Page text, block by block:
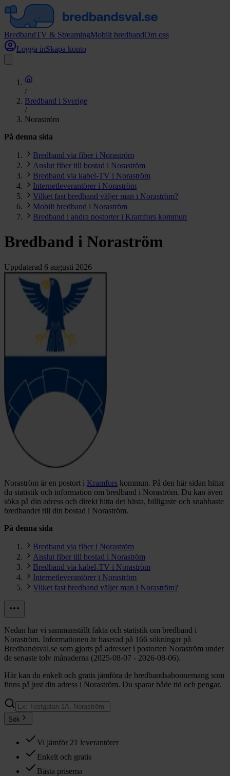
BredbandTV & StreamingMobilt bredbandOm oss
Logga inSkapa konto
/
Bredband i Sverige
/
Noraström
På denna sida
Bredband via fiber i Noraström
Anslut fiber till bostad i Noraström
Bredband via kabel-TV i Noraström
Internetleverantörer i Noraström
Vilket fast bredband väljer man i Noraström?
Mobilt bredband i Noraström
Bredband i andra postorter i Kramfors kommun
Bredband i Noraström
Uppdaterad 6 augusti 2026
Noraström är en postort i Kramfors kommun. På den här sidan hittar
du statistik och information om bredband i Noraström. Du kan även
söka på din adress och direkt hitta det bästa, billigaste och snabbaste
bredbandet till din bostad i Noraström.
På denna sida
Bredband via fiber i Noraström
Anslut fiber till bostad i Noraström
Bredband via kabel-TV i Noraström
Internetleverantörer i Noraström
Vilket fast bredband väljer man i Noraström?
Nedan har vi sammanställt fakta och statistik om bredband i
Noraström. Informationen är baserad på 166 sökningar på
Bredbandsval.se som gjorts på adresser i postorten Noraström under
de senaste tolv månaderna (2025-08-07 - 2026-08-06).
Här kan du enkelt och gratis jämföra de bredbandsabonnemang som
finns på just din adress i Noraström. Du sparar både tid och pengar.
Sök
Vi jämför 21 leverantörer
Enkelt och gratis
Bästa priserna